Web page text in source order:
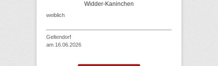
Widder-Kaninchen
weiblich
Geltendorf
am 16.06.2026